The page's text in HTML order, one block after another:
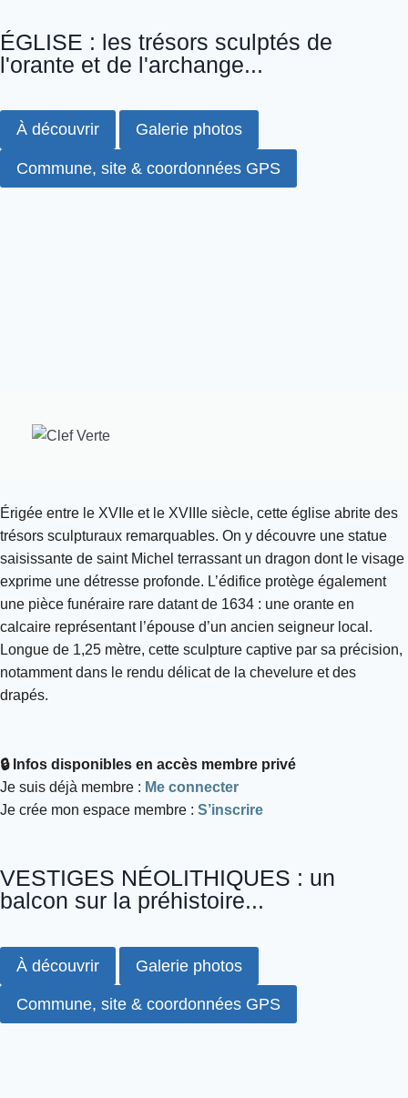
ÉGLISE : les trésors sculptés de
l'orante et de l'archange...
À découvrir Galerie photos
Commune, site & coordonnées GPS
Érigée entre le XVIIe et le XVIIIe siècle, cette église abrite des
trésors sculpturaux remarquables. On y découvre une statue
saisissante de saint Michel terrassant un dragon dont le visage
exprime une détresse profonde. L’édifice protège également
une pièce funéraire rare datant de 1634 : une orante en
calcaire représentant l’épouse d’un ancien seigneur local.
Longue de 1,25 mètre, cette sculpture captive par sa précision,
notamment dans le rendu délicat de la chevelure et des
drapés.
🔒 Infos disponibles en accès membre privé
Je suis déjà membre : Me connecter
Je crée mon espace membre : S’inscrire
VESTIGES NÉOLITHIQUES : un
balcon sur la préhistoire...
À découvrir Galerie photos
Commune, site & coordonnées GPS